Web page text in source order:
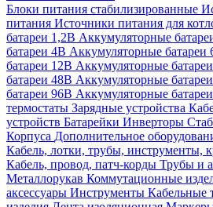
Блоки питания стабилизированные
питания Источники питания для
батареи 1,2В Аккумуляторные
батареи 4В Аккумуляторные батареи
батареи 12В Аккумуляторные
батареи 48В Аккумуляторные
батареи 96В Аккумуляторные
термостаты Зарядные устройства
устройств Батарейки Инверторы
Корпуса Дополнительное
Кабель, лотки, трубы, инструменты,
Кабель, провод, патч-корды Трубы и
Металлорукав Коммутационные
аксессуары Инструменты Кабельные